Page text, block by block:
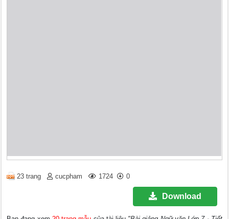
23 trang cucpham 1724 0
Download